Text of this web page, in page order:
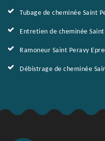
Tubage de cheminée Saint
Entretien de cheminée
Ramoneur Saint Peravy
Débistrage de cheminée